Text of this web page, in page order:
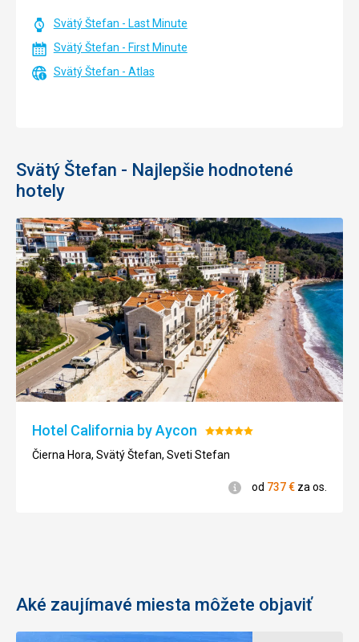
Svätý Štefan - Last Minute
Svätý Štefan - First Minute
Svätý Štefan - Atlas
Svätý Štefan - Najlepšie hodnotené
hotely
Hotel California by Aycon Hodnotenie:
5/5
Čierna Hora, Svätý Štefan, Sveti Stefan
Informácie
od 737€ za os.
Aké zaujímavé miesta môžete objaviť